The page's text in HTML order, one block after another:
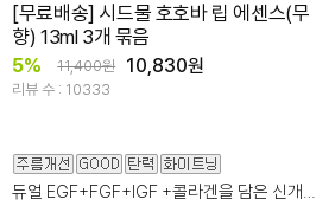
[무료배송] 시드물 호호바 립 에센스(무
향) 13ml 3개 묶음
5% 11,400원 10,830원
리뷰 수 : 10333
듀얼 EGF+FGF+IGF +콜라겐을 담은 신개념 에이징 멀티 케어